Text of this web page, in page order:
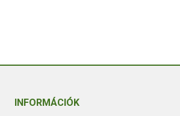
INFORMÁCIÓK